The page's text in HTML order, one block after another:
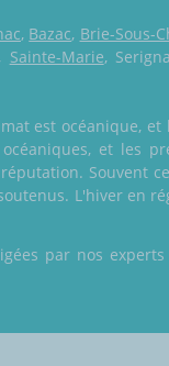
, Bazac, Brie-Sous-
, Sainte-Marie,
est océanique,
et les
Souvent
L'hiver en
par nos